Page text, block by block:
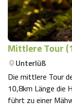
Mittlere Tour
Unterlüß
Die mittlere Tour
10,8km Länge die
führt zu einer